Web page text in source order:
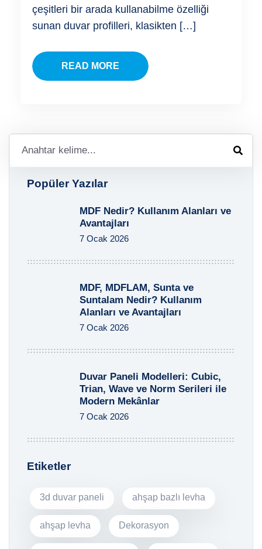
çeşitleri bir arada kullanabilme özelliği
sunan duvar profilleri, klasikten […]
READ MORE
Popüler Yazılar
MDF Nedir? Kullanım Alanları ve
Avantajları
7 Ocak 2026
MDF, MDFLAM, Sunta ve
Suntalam Nedir? Kullanım
Alanları ve Avantajları
7 Ocak 2026
Duvar Paneli Modelleri: Cubic,
Trian, Wave ve Norm Serileri ile
Modern Mekânlar
7 Ocak 2026
Etiketler
3d duvar paneli ahşap bazlı levha
ahşap levha Dekorasyon